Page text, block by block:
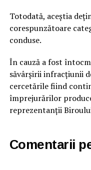
Totodată, aceștia
corespunzătoare
conduse.
În cauză a fost
săvârșirii infracțiunii
cercetările fiind
împrejurărilor
reprezentanții
Comentarii